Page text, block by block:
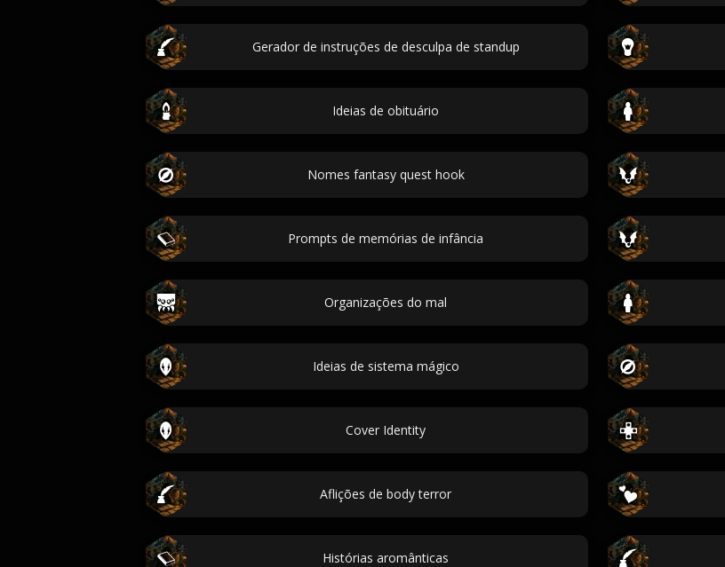
Gerador de instruções de desculpa de standup
Ideias de obituário
Nomes fantasy quest hook
Prompts de memórias de infância
Organizações do mal
Ideias de sistema mágico
Cover Identity
Aflições de body terror
Histórias aromânticas